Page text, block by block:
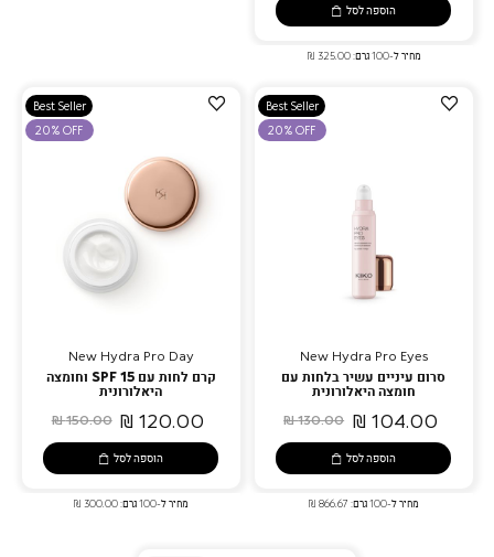
הוספה לסל
מחיר ל-100 גרם: 325.00 ₪
הוספה
Best Seller
20% OFF
New Hydra Pro Eyes
סרום עיניים עשיר בלחות עם
חומצה היאלורונית
104.00 ₪
130.00 ₪
הוספה לסל
מחיר ל-100 גרם: 866.67 ₪
הוספה
Best Seller
20% OFF
New Hydra Pro Day
קרם לחות עם SPF 15 וחומצה
היאלורונית
120.00 ₪
150.00 ₪
הוספה לסל
מחיר ל-100 גרם: 300.00 ₪